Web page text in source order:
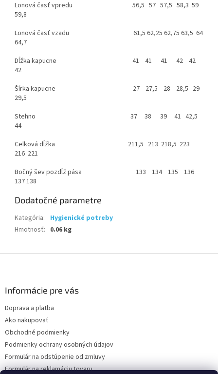
Lonová časť vpredu 56,5 57 57,5 58,3 59
59,8
Lonová časť vzadu 61,5 62,25 62,75 63,5 64
64,7
Dĺžka kapucne 41 41 41 42 42
42
Šírka kapucne 27 27,5 28 28,5 29
29,5
Stehno 37 38 39 41 42,5
44
Celková dĺžka 211,5 213 218,5 223
216 221
Bočný šev pozdĺž pása 133 134 135 136
137 138
Dodatočné parametre
Kategória:
Hygienické potreby
Hmotnosť: 0.06 kg
Informácie pre vás
Doprava a platba
Ako nakupovať
Obchodné podmienky
Podmienky ochrany osobných údajov
Formulár na odstúpenie od zmluvy
Formulár na reklamáciu tovaru